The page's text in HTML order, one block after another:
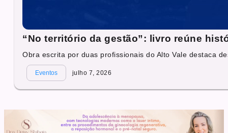
“No território da gestão”: livro reúne
Obra escrita por duas profissionais do Alto Vale destaca
Eventos julho 7, 2026